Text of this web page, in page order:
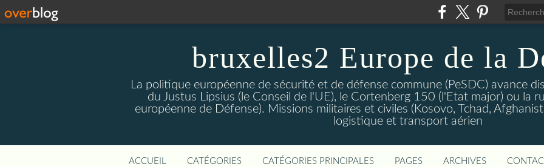
bruxelles2 Europe de la
La politique européenne de sécurité et de défense commune (PeSDC) avance
du Justus Lipsius (le Conseil de l'UE), le Cortenberg 150 (l'Etat major) ou la
européenne de Défense). Missions militaires et civiles (Kosovo, Tchad,
logistique et transport aérien
ACCUEIL CATÉGORIES CATÉGORIES PRINCIPALES PAGES ARCHIVES